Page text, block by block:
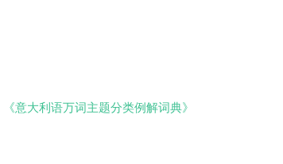
意大利语万词主题分类例解词典》